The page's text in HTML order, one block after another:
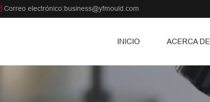
Correo electrónico:business@yfmould.com
INICIO ACERCA DE